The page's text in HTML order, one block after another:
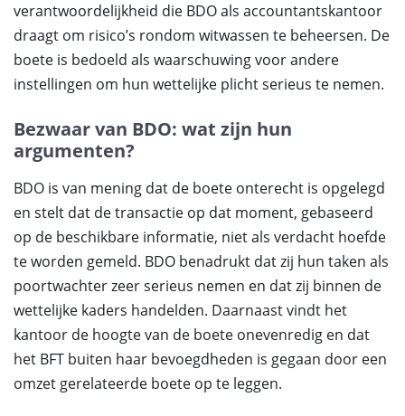
verantwoordelijkheid die BDO als accountantskantoor
draagt om risico’s rondom witwassen te beheersen. De
boete is bedoeld als waarschuwing voor andere
instellingen om hun wettelijke plicht serieus te nemen.
Bezwaar van BDO: wat zijn hun
argumenten?
BDO is van mening dat de boete onterecht is opgelegd
en stelt dat de transactie op dat moment, gebaseerd
op de beschikbare informatie, niet als verdacht hoefde
te worden gemeld. BDO benadrukt dat zij hun taken als
poortwachter zeer serieus nemen en dat zij binnen de
wettelijke kaders handelden. Daarnaast vindt het
kantoor de hoogte van de boete onevenredig en dat
het BFT buiten haar bevoegdheden is gegaan door een
omzet gerelateerde boete op te leggen.